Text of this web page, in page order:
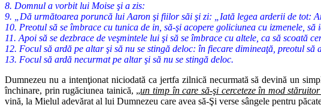
8. Domnul a vorbit lui Moise şi a zis:
9. „Dă următoarea poruncă lui Aaron şi fiilor săi şi zi: „Iată legea arderii de tot:
10. Preotul să se îmbrace cu tunica de in, să-şi acopere goliciunea cu izmenele,
11. Apoi să se dezbrace de veşmintele lui şi să se îmbrace cu altele, ca să scoată
12. Focul să ardă pe altar şi să nu se stingă deloc: în fiecare dimineaţă, preotul
13. Focul să ardă necurmat pe altar şi să nu se stingă deloc.
Dumnezeu nu a intenţionat niciodată ca jertfa zilnică necurmată să devină un
închinare, prin rugăciunea tainică, „un timp în care să-şi cerceteze în mod
vină, la Mielul adevărat al lui Dumnezeu care avea să-Şi verse sângele pentru